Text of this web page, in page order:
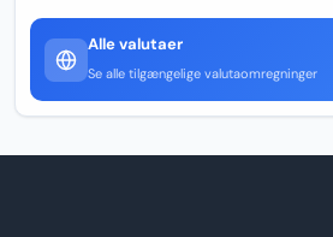
Alle valutaer
Se alle tilgængelige valutaomregninger